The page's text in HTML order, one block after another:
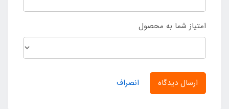
امتیاز شما به محصول
ارسال دیدگاه انصراف